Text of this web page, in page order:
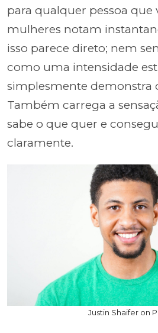
para qualquer pessoa que
mulheres notam
isso parece direto; nem
como uma intensidade
simplesmente demonstra
Também carrega a
sabe o que quer e
claramente.
Justin Shaifer on